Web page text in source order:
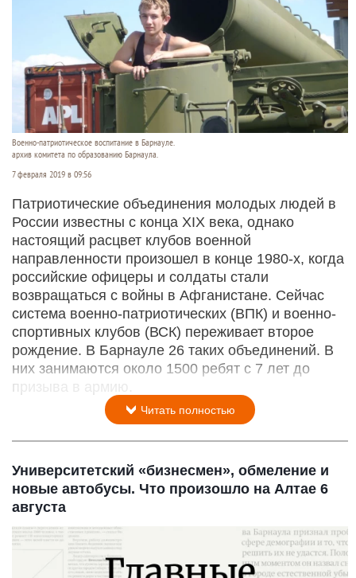
Военно-патриотическое воспитание в Барнауле.
архив комитета по образованию Барнаула.
7 февраля 2019 в 09:56
Патриотические объединения молодых людей в
России известны с конца XIX века, однако
настоящий расцвет клубов военной
направленности произошел в конце 1980-х, когда
российские офицеры и солдаты стали
возвращаться с войны в Афганистане. Сейчас
система военно-патриотических (ВПК) и военно-
спортивных клубов (ВСК) переживает второе
рождение. В Барнауле 26 таких объединений. В
них занимаются около 1500 ребят с 7 лет до
призыва в армию.
Читать полностью
Университетский «бизнесмен», обмеление и
новые автобусы. Что произошло на Алтае 6
августа